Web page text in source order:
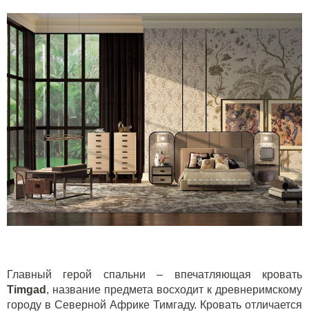
Главный герой спальни – впечатляющая кровать
Timgad , название предмета восходит к древнеримскому
городу в Северной Африке Тимгаду. Кровать отличается